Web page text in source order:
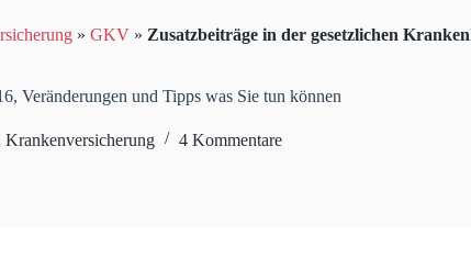
» GKV » Zusatzbeiträge in der gesetzlichen
Veränderungen und Tipps was Sie tun können
Krankenversicherung 4 Kommentare